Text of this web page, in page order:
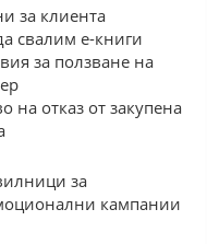
за клиента
свалим е-книги
за ползване на
на отказ от закупена
за
кампании